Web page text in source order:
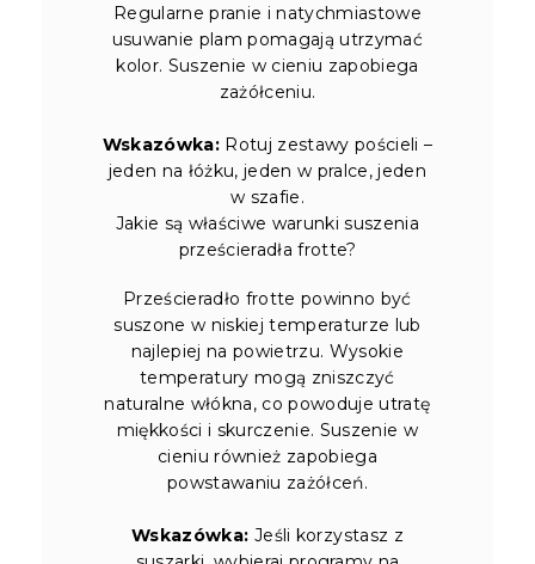
Regularne pranie i natychmiastowe
usuwanie plam pomagają utrzymać
kolor. Suszenie w cieniu zapobiega
zażółceniu.
Wskazówka: Rotuj zestawy pościeli –
jeden na łóżku, jeden w pralce, jeden
w szafie.
Jakie są właściwe warunki suszenia
prześcieradła frotte?
Prześcieradło frotte powinno być
suszone w niskiej temperaturze lub
najlepiej na powietrzu. Wysokie
temperatury mogą zniszczyć
naturalne włókna, co powoduje utratę
miękkości i skurczenie. Suszenie w
cieniu również zapobiega
powstawaniu zażółceń.
Wskazówka: Jeśli korzystasz z